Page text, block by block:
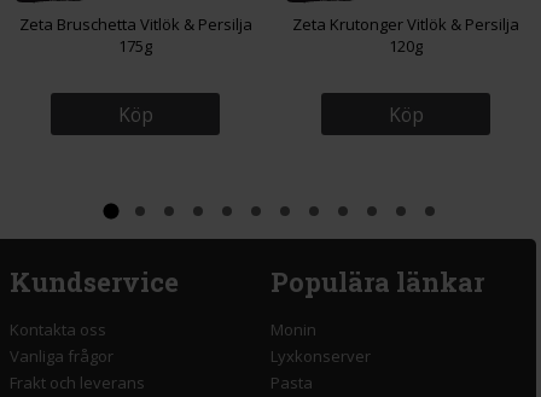
Zeta Bruschetta Vitlök & Persilja
175g
Köp
Zeta Krutonger Vitlök & Persilja
120g
Köp
Kundservice
Kontakta oss
Vanliga frågor
Frakt och leverans
Populära länkar
Monin
Lyxkonserver
Pasta